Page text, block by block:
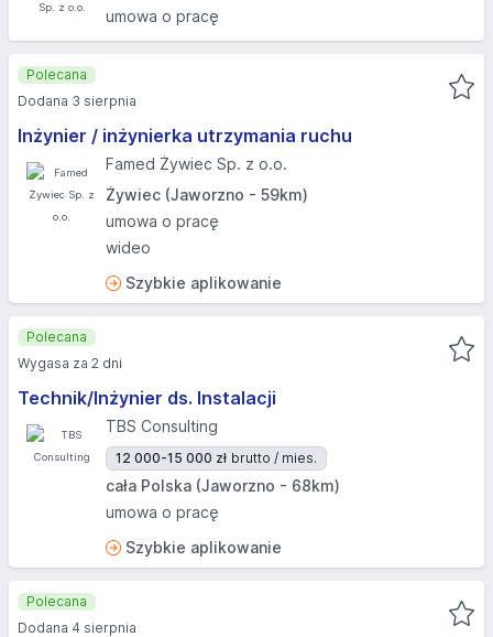
umowa o pracę
Inżynier / inżynierka utrzymania ruchu
Famed Żywiec Sp. z o.o.
Żywiec (Jaworzno - 59km)
umowa o pracę
wideo
Szybkie aplikowanie
Polecana
Dodana 3 sierpnia
Technik/Inżynier ds. Instalacji
TBS Consulting
12 000-15 000 zł brutto / mies.
cała Polska (Jaworzno - 68km)
umowa o pracę
Szybkie aplikowanie
Polecana
Wygasa za 2 dni
Polecana
Dodana 4 sierpnia